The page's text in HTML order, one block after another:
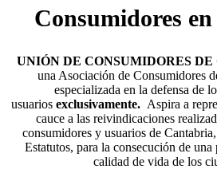
Consumidores
UNIÓN DE CONSUMIDORES
una Asociación de Consumidores
especializada en la defensa de
usuarios exclusivamente. Aspira a
cauce a las reivindicaciones
consumidores y usuarios de
Estatutos, para la consecución de
calidad de vida de los